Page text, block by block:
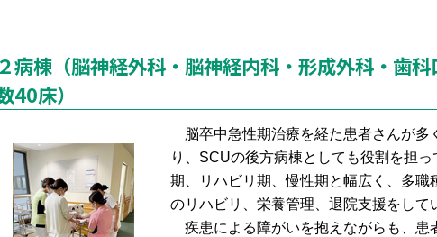
病棟（脳神経外科・脳神経内科・形成外科・歯
40床）
脳卒中急性期治療を経た患者さんが多
り、SCUの後方病棟としても役割を担
期、リハビリ期、慢性期と幅広く、多職
のリハビリ、栄養管理、退院支援をして
疾患による障がいを抱えながらも、患